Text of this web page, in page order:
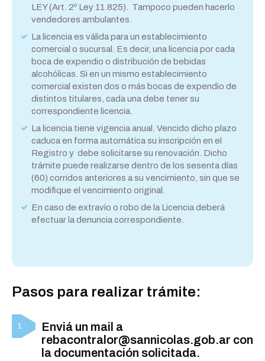
LEY (Art. 2º Ley 11.825). Tampoco pueden hacerlo
vendedores ambulantes.
La licencia es válida para un establecimiento
comercial o sucursal. Es decir, una licencia por cada
boca de expendio o distribución de bebidas
alcohólicas. Si en un mismo establecimiento
comercial existen dos o más bocas de expendio de
distintos titulares, cada una debe tener su
correspondiente licencia.
La licencia tiene vigencia anual. Vencido dicho plazo
caduca en forma automática su inscripción en el
Registro y debe solicitarse su renovación. Dicho
trámite puede realizarse dentro de los sesenta días
(60) corridos anteriores a su vencimiento, sin que se
modifique el vencimiento original.
En caso de extravío o robo de la Licencia deberá
efectuar la denuncia correspondiente.
Pasos para realizar trámite:
Enviá un mail a
rebacontralor@sannicolas.gob.ar con
la documentación solicitada.